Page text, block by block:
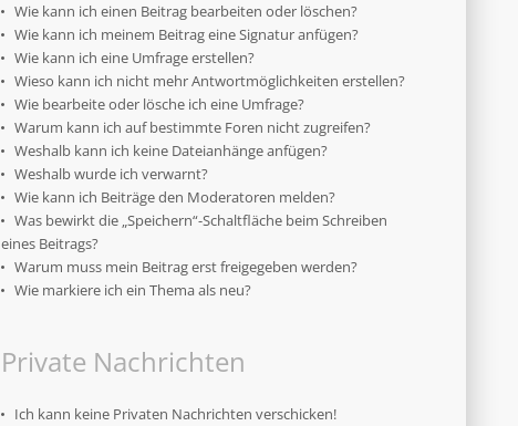
Wie kann ich einen Beitrag bearbeiten oder löschen?
Wie kann ich meinem Beitrag eine Signatur anfügen?
Wie kann ich eine Umfrage erstellen?
Wieso kann ich nicht mehr Antwortmöglichkeiten erstellen?
Wie bearbeite oder lösche ich eine Umfrage?
Warum kann ich auf bestimmte Foren nicht zugreifen?
Weshalb kann ich keine Dateianhänge anfügen?
Weshalb wurde ich verwarnt?
Wie kann ich Beiträge den Moderatoren melden?
Was bewirkt die „Speichern“-Schaltfläche beim Schreiben
eines Beitrags?
Warum muss mein Beitrag erst freigegeben werden?
Wie markiere ich ein Thema als neu?
Private Nachrichten
Ich kann keine Privaten Nachrichten verschicken!